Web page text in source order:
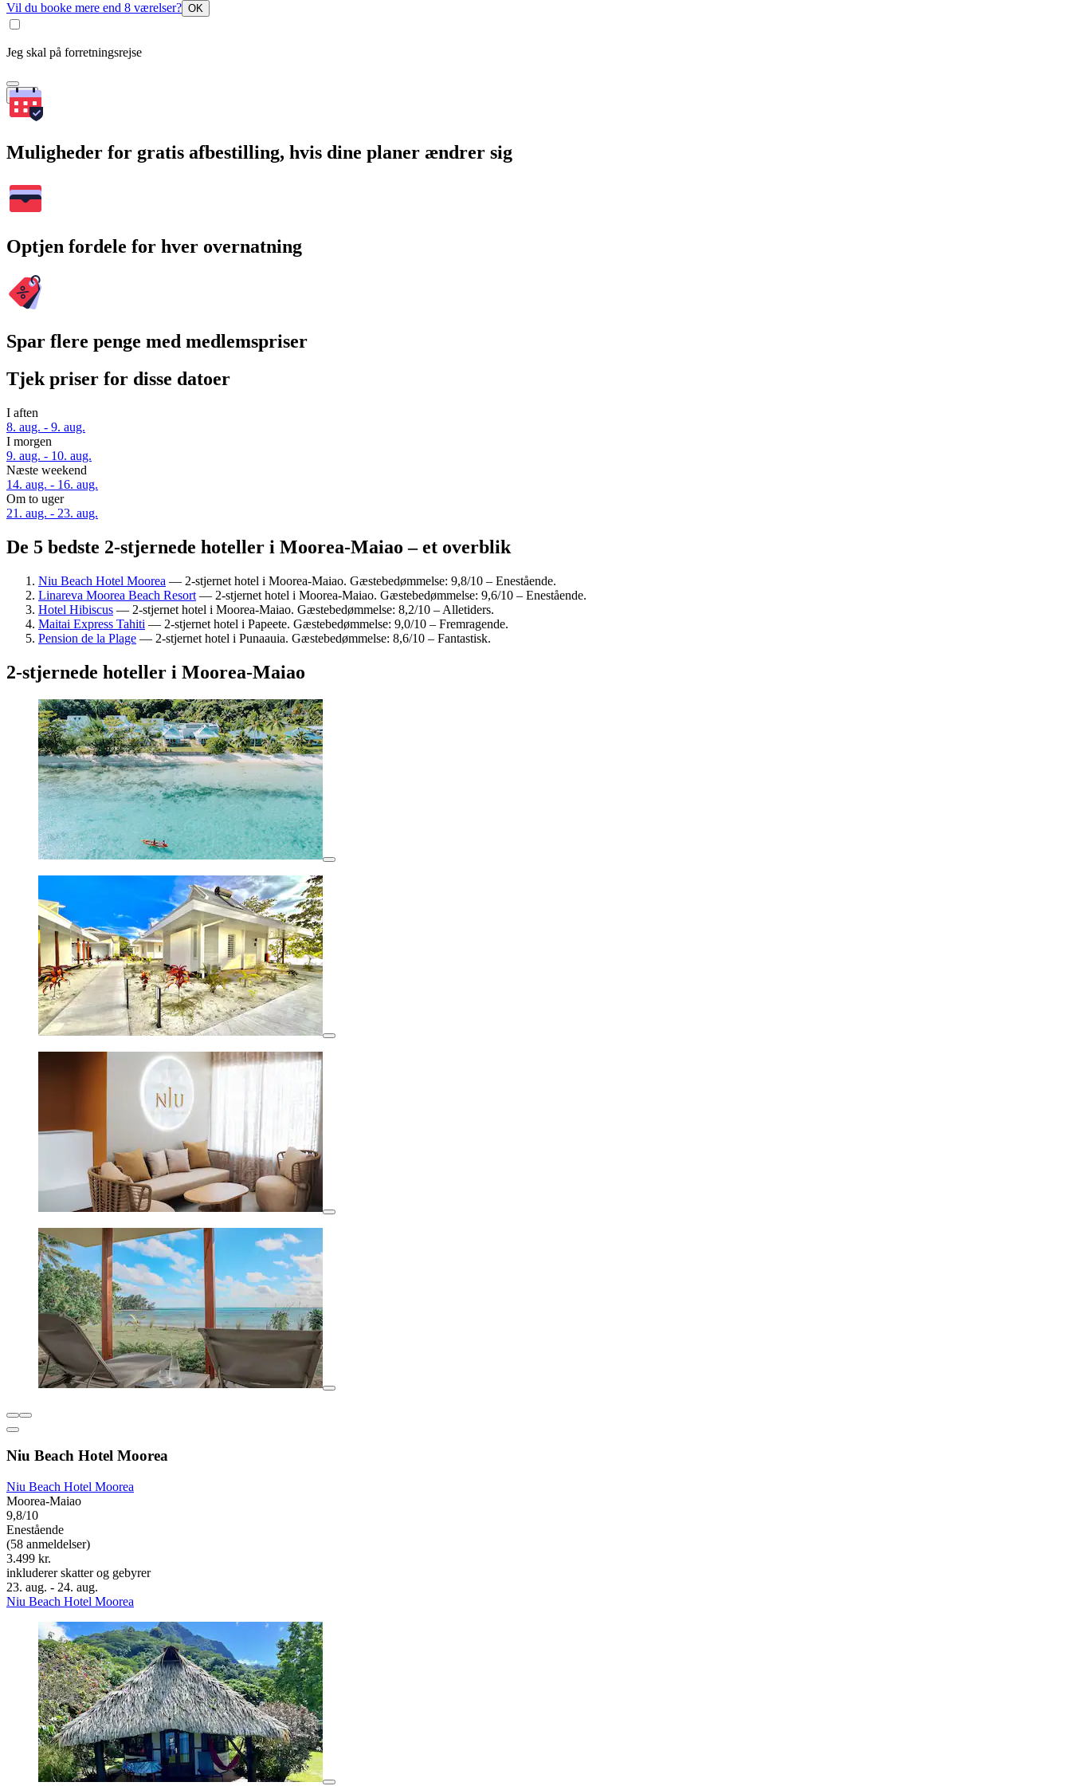
Vil du booke mere end 8 værelser? OK
Jeg skal på forretningsrejse
Søg
Muligheder for gratis afbestilling, hvis dine planer ændrer sig
Optjen fordele for hver overnatning
Spar flere penge med medlemspriser
Tjek priser for disse datoer
I aften
8. aug. - 9. aug.
I morgen
9. aug. - 10. aug.
Næste weekend
14. aug. - 16. aug.
Om to uger
21. aug. - 23. aug.
De 5 bedste 2-stjernede hoteller i Moorea-Maiao – et overblik
Niu Beach Hotel Moorea — 2-stjernet hotel i Moorea-Maiao. Gæstebedømmelse: 9,8/10 – Enestående.
Linareva Moorea Beach Resort — 2-stjernet hotel i Moorea-Maiao. Gæstebedømmelse: 9,6/10 – Enestående.
Hotel Hibiscus — 2-stjernet hotel i Moorea-Maiao. Gæstebedømmelse: 8,2/10 – Alletiders.
Maitai Express Tahiti — 2-stjernet hotel i Papeete. Gæstebedømmelse: 9,0/10 – Fremragende.
Pension de la Plage — 2-stjernet hotel i Punaauia. Gæstebedømmelse: 8,6/10 – Fantastisk.
2-stjernede hoteller i Moorea-Maiao
Niu Beach Hotel Moorea
Niu Beach Hotel Moorea
Moorea-Maiao
9,8/10
Enestående
(58 anmeldelser)
3.499 kr.
inkluderer skatter og gebyrer
23. aug. - 24. aug.
Niu Beach Hotel Moorea